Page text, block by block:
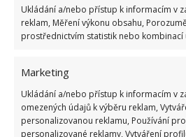
Ukládání a/nebo přístup k informacím v
reklam, Měření výkonu obsahu,
prostřednictvím statistik nebo kombinací
Marketing
Ukládání a/nebo přístup k informacím v
omezených údajů k výběru reklam,
personalizovanou reklamu, Používání
personalizované reklamy, Vytváření
chuť arašídů jasně znehodnotí.
hořké a budete je moci
Fotografie: Youtube Screen